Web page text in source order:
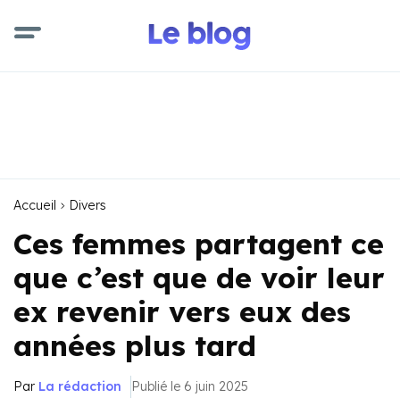
Accueil Divers
Ces femmes partagent ce
que c’est que de voir leur
ex revenir vers eux des
années plus tard
Par La rédaction Publié le 6 juin 2025